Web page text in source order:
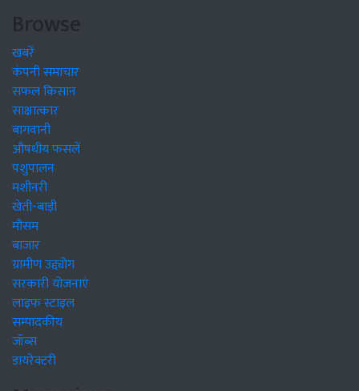
Browse
खबरें
कंपनी समाचार
सफल किसान
साक्षात्कार
बागवानी
औषधीय फसलें
पशुपालन
मशीनरी
खेती-बाड़ी
मौसम
बाजार
ग्रामीण उद्द्योग
सरकारी योजनाएं
लाइफ स्टाइल
सम्पादकीय
जॉब्स
डायरेक्टरी